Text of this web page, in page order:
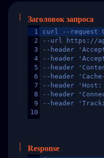
Заголовок запроса
1
2
3
4
5
6
7
8
9
10
curl --request
--url https://
--header
--header
--header
--header
--header 'Host:
--header
--header
Response